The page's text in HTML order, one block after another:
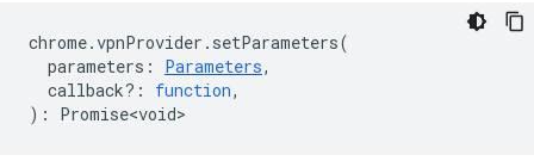
chrome.vpnProvider . setParameters(
parameters : Parameters,
callback? : function,
) : Promise<void>